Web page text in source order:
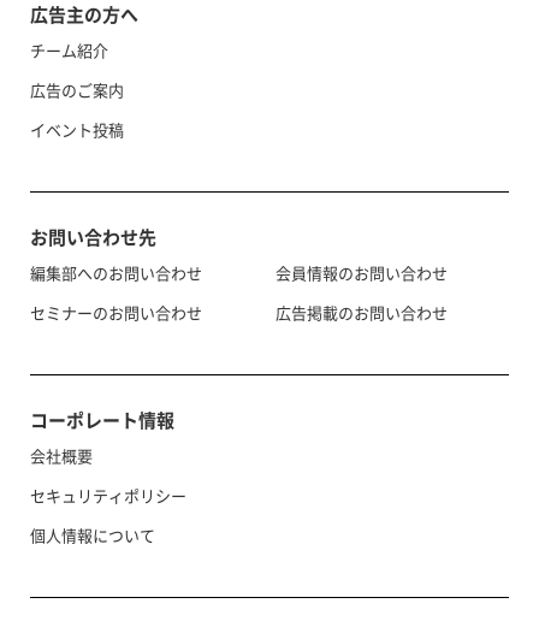
広告主の方へ
チーム紹介
広告のご案内
イベント投稿
お問い合わせ先
編集部へのお問い合わせ
セミナーのお問い合わせ
会員情報のお問い合わせ
広告掲載のお問い合わせ
コーポレート情報
会社概要
セキュリティポリシー
個人情報について